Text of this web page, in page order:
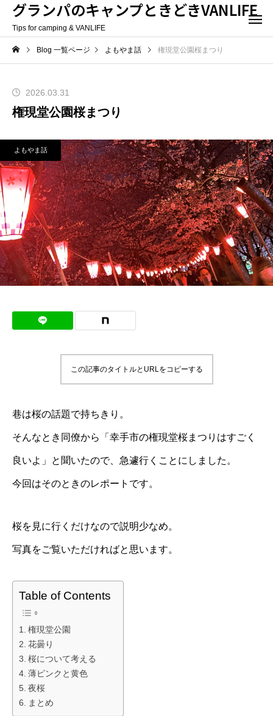
グランパのキャンプときどきVANLIFE
Tips for camping & VANLIFE
Blog 一覧ページ よもやま話 権現堂公園桜まつり
2026.03.31
権現堂公園桜まつり
よもやま話
この記事のタイトルとURLをコピーする
巷は桜の話題で持ちきり。
そんなとき同僚から「幸手市の権現堂桜まつりはすごく
良いよ」と聞いたので、急遽行くことにしました。
今回はそのときのレポートです。
桜を見に行くだけなので説明少なめ。
写真をご覧いただければと思います。
Table of Contents
権現堂公園
花曇り
桜について考える
薄ピンクと黄色
夜桜
まとめ